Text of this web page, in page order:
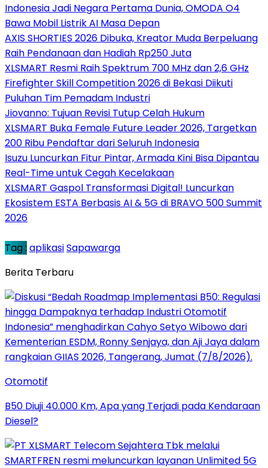
Indonesia Jadi Negara Pertama Dunia, OMODA O4
Bawa Mobil Listrik AI Masa Depan
AXIS SHORTIES 2026 Dibuka, Kreator Muda Berpeluang
Raih Pendanaan dan Hadiah Rp250 Juta
XLSMART Resmi Raih Spektrum 700 MHz dan 2,6 GHz
Firefighter Skill Competition 2026 di Bekasi Diikuti
Puluhan Tim Pemadam Industri
Jiovanno: Tujuan Revisi Tutup Celah Hukum
XLSMART Buka Female Future Leader 2026, Targetkan
200 Ribu Pendaftar dari Seluruh Indonesia
Isuzu Luncurkan Fitur Pintar, Armada Kini Bisa Dipantau
Real-Time untuk Cegah Kecelakaan
XLSMART Gaspol Transformasi Digital! Luncurkan
Ekosistem ESTA Berbasis AI & 5G di BRAVO 500 Summit
2026
Tag : aplikasiSapawarga
Berita Terbaru
Otomotif
B50 Diuji 40.000 Km, Apa yang Terjadi pada Kendaraan
Diesel?